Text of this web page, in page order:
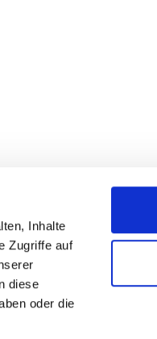
Inhalte
Zugriffe auf
diese
oder die